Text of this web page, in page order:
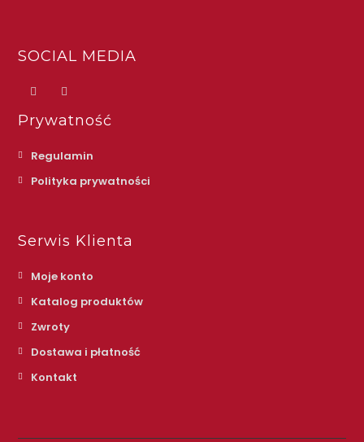
SOCIAL MEDIA
Prywatność
Regulamin
Polityka prywatności
Serwis Klienta
Moje konto
Katalog produktów
Zwroty
Dostawa i płatność
Kontakt